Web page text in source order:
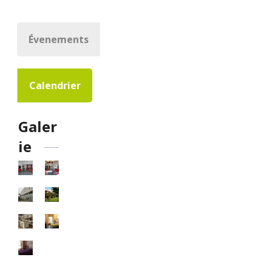
Évenements
Calendrier
Galer
ie